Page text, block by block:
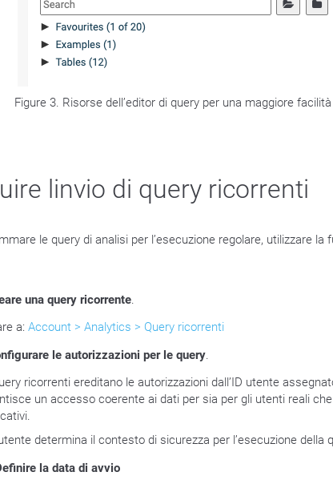
Figure 3. Risorse dell’editor di query per una maggiore facilità
linvio di query ricorrenti
le query di analisi per l’esecuzione regolare, utilizzare la
una query ricorrente.
a: Account > Analytics > Query ricorrenti
le autorizzazioni per le query.
ricorrenti ereditano le autorizzazioni dall’ID utente
un accesso coerente ai dati per sia per gli utenti reali
utente determina il contesto di sicurezza per l’esecuzione della
la data di avvio